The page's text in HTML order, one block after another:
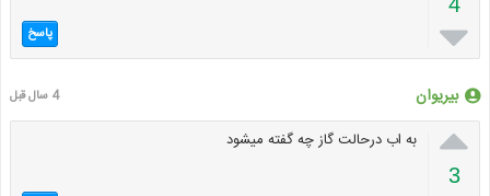
 پاسخ
بیریوان 4 سال قبل

3
به اب درحالت گاز چه گفته میشود